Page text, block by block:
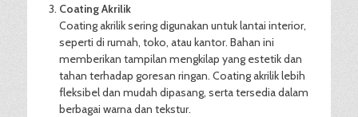
Coating Akrilik
Coating akrilik sering digunakan untuk lantai interior,
seperti di rumah, toko, atau kantor. Bahan ini
memberikan tampilan mengkilap yang estetik dan
tahan terhadap goresan ringan. Coating akrilik lebih
fleksibel dan mudah dipasang, serta tersedia dalam
berbagai warna dan tekstur.